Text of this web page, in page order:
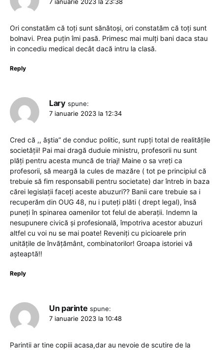
Ori constatăm că toți sunt sănătoși, ori constatăm că toți sunt
bolnavi. Prea puțin îmi pasă. Primesc mai mulți bani daca stau
in concediu medical decât dacă intru la clasă.
Reply
Lary spune:
7 ianuarie 2023 la 12:34
Cred că ,, ăștia” de conduc politic, sunt rupți total de realitățile
societății! Pai mai dragă duduie ministru, profesorii nu sunt
plăți pentru acesta muncă de triaj! Maine o sa vreți ca
profesorii, să meargă la cules de mazăre ( tot pe principiul că
trebuie să fim responsabili pentru societate) dar întreb in baza
cărei legislații faceți aceste abuzuri?? Banii care trebuie sa i
recuperăm din OUG 48, nu i puteți plăti ( drept legal), însă
puneți în spinarea oamenilor tot felul de aberații. Indemn la
nesupunere civică și profesională, împotriva acestor abuzuri
altfel cu voi nu se mai poate! Reveniți cu picioarele prin
unitățile de învățământ, combinatorilor! Groapa istoriei vă
așteaptă!!
Reply
Un parinte spune:
7 ianuarie 2023 la 10:48
Parintii ar tine copiii acasa,dar au nevoie de scutire de la